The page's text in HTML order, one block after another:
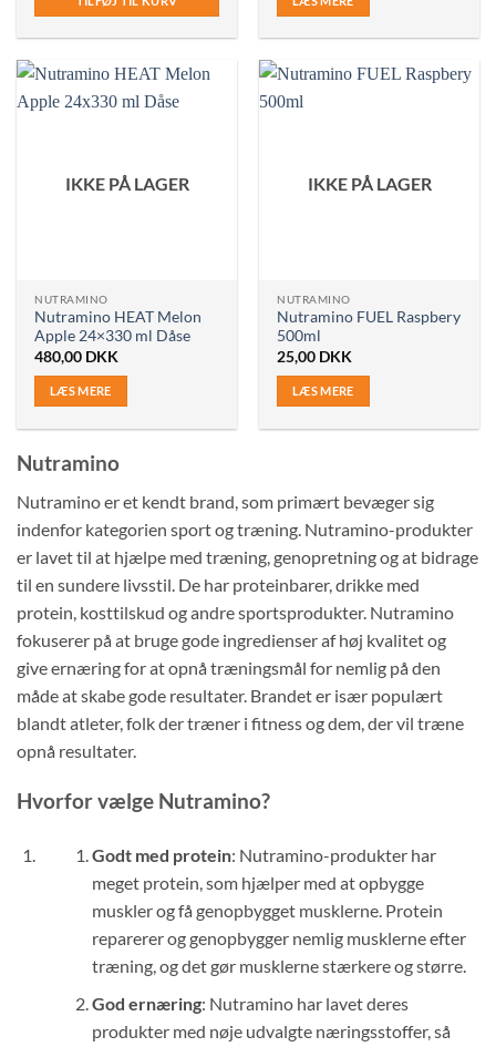
480,00 DKK.
IKKE PÅ LAGER
NUTRAMINO
Nutramino HEAT Melon
Apple 24×330 ml Dåse
480,00 DKK
LÆS MERE
IKKE PÅ LAGER
NUTRAMINO
Nutramino FUEL Raspbery
500ml
25,00 DKK
LÆS MERE
Nutramino
Nutramino er et kendt brand, som primært bevæger sig
indenfor kategorien sport og træning. Nutramino-produkter
er lavet til at hjælpe med træning, genopretning og at bidrage
til en sundere livsstil. De har proteinbarer, drikke med
protein, kosttilskud og andre sportsprodukter. Nutramino
fokuserer på at bruge gode ingredienser af høj kvalitet og
give ernæring for at opnå træningsmål for nemlig på den
måde at skabe gode resultater. Brandet er især populært
blandt atleter, folk der træner i fitness og dem, der vil træne
opnå resultater.
Hvorfor vælge Nutramino?
Godt med protein: Nutramino-produkter har
meget protein, som hjælper med at opbygge
muskler og få genopbygget musklerne. Protein
reparerer og genopbygger nemlig musklerne efter
træning, og det gør musklerne stærkere og større.
God ernæring: Nutramino har lavet deres
produkter med nøje udvalgte næringsstoffer, så